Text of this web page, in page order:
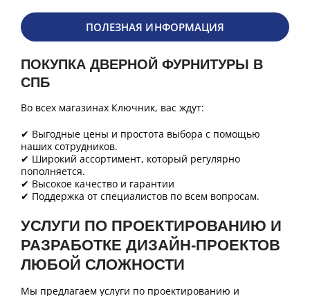
ПОЛЕЗНАЯ ИНФОРМАЦИЯ
ПОКУПКА ДВЕРНОЙ ФУРНИТУРЫ В
СПБ
Во всех магазинах Ключник, вас ждут:
✔ Выгодные цены и простота выбора с помощью
наших сотрудников.
✔ Широкий ассортимент, который регулярно
пополняется.
✔ Высокое качество и гарантии
✔ Поддержка от специалистов по всем вопросам.
УСЛУГИ ПО ПРОЕКТИРОВАНИЮ И
РАЗРАБОТКЕ ДИЗАЙН-ПРОЕКТОВ
ЛЮБОЙ СЛОЖНОСТИ
Мы предлагаем услуги по проектированию и